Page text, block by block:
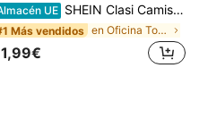
UE SHEIN Clasi Camiseta sin mangas elegante, refinada y versátil de color albaricoque en talla grande
Más vendidos en Oficina Tops de talla grande